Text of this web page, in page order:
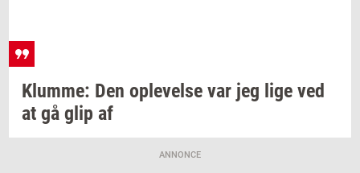
Klum­me: Den op­le­vel­se var jeg lige ved
at gå glip af
ANNONCE